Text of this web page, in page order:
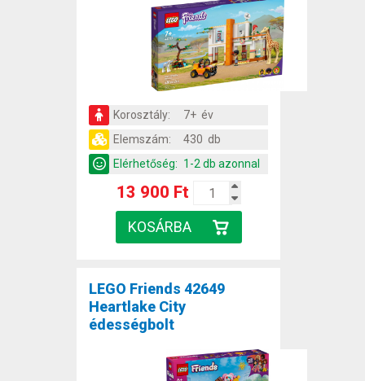
Korosztály:
7+ év
Elemszám:
430 db
Elérhetőség: 1-2 db azonnal
13 900 Ft
LEGO Friends 42649
Heartlake City
édességbolt